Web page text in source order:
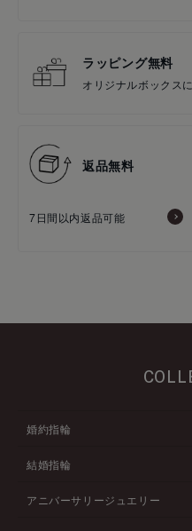
ラッピング無料
オリジナルボックス
返品無料
7日間以内返品可能
婚約指輪
結婚指輪
アニバーサリージュエリー